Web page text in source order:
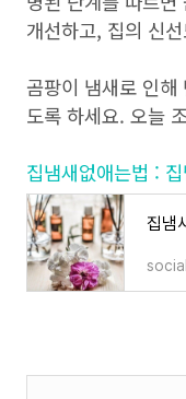
개선하고, 집의 신
곰팡이 냄새로 인
도록 하세요. 오늘
집냄새없애는법 :